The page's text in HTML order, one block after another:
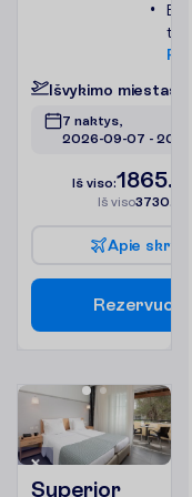
P
Išvykimo miestas
7 naktys,
2026-09-07 -
Iš viso:1865.00
Iš viso3730.00
Apie skry
Rezervuo
Superior